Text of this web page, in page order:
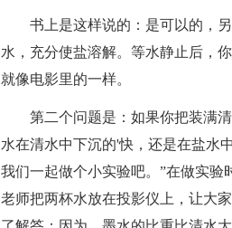
书上是这样说的：是可以的，另
水，充分使盐溶解。等水静止后，
就像电影里的一样。
第二个问题是：如果你把装满清
水在清水中下沉的'快，还是在盐水
我们一起做个小实验吧。”在做实验
老师把两杯水放在投影仪上，让大